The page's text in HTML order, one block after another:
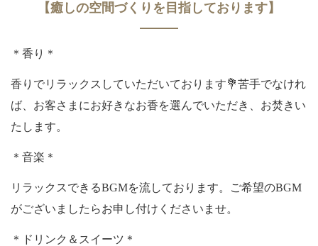
【癒しの空間づくりを目指しております】
＊香り＊
香りでリラックスしていただいております💐苦手でなけれ
ば、お客さまにお好きなお香を選んでいただき、お焚きい
たします。
＊音楽＊
リラックスできるBGMを流しております。ご希望のBGM
がございましたらお申し付けくださいませ。
＊ドリンク＆スイーツ＊